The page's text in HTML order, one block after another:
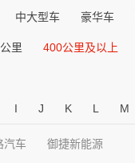
中大型车 豪华车
里 400公里及以上
I J K L M
汽车 御捷新能源